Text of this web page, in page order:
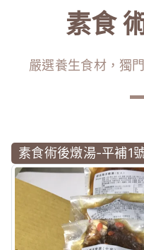
素食
嚴選養生食材，獨
素食術後燉湯-平補1